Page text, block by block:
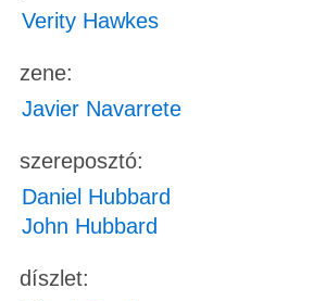
Verity Hawkes
zene:
Javier Navarrete
szereposztó:
Daniel Hubbard
John Hubbard
díszlet: